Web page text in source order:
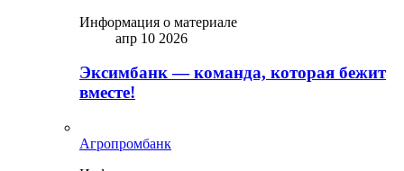
Информация о материале
апр 10 2026
Эксимбанк — команда, которая бежит
вместе!
Агропромбанк